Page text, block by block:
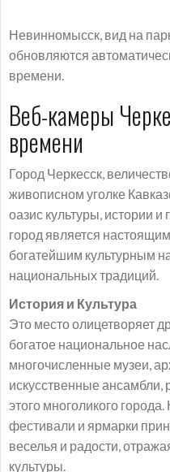
Невинномысск, вид на
обновляются
времени.
Веб-камеры
времени
Город Черкесск,
живописном уголке
оазис культуры, истории
город является
богатейшим культурным
национальных традиций.
История и Культура
Это место олицетворяет
богатое национальное
многочисленные музеи,
искусственные
этого многоликого
фестивали и ярмарки
веселья и радости,
культуры.